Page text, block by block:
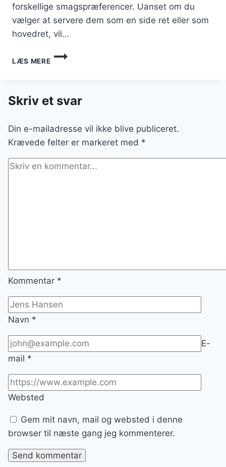
forskellige smagspræferencer. Uanset om du
vælger at servere dem som en side ret eller som
hovedret, vil…
LÆS MERE
BAGEKARTOFLER
TIL
KOMFORTMAD
Skriv et svar
Din e-mailadresse vil ikke blive publiceret.
Krævede felter er markeret med *
Kommentar *
Navn *
E-
mail *
Websted
Gem mit navn, mail og websted i denne
browser til næste gang jeg kommenterer.